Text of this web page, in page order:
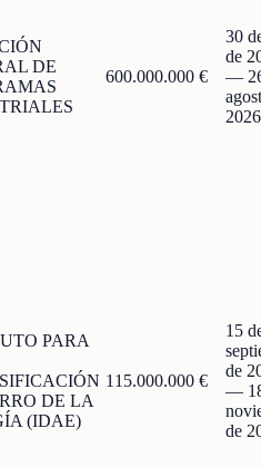
DE
600.000.000 €
30
de
—
2026
PARA
DE LA
(IDAE)
115.000.000 €
15
de
—
de